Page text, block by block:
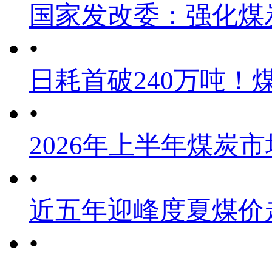
国家发改委：强化
•
日耗首破240万吨！
•
2026年上半年煤炭
•
近五年迎峰度夏煤价
•